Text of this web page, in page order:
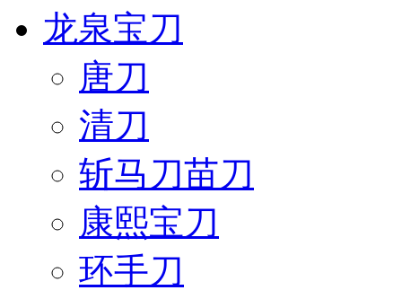
龙泉宝刀
唐刀
清刀
斩马刀苗刀
康熙宝刀
环手刀